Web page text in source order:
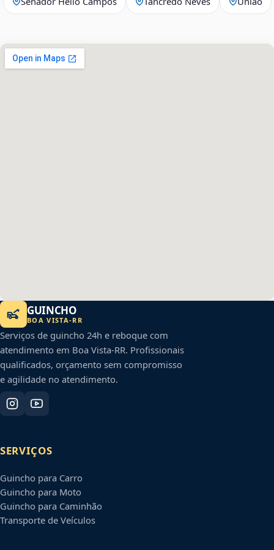
GUINCHO
BOA VISTA-RR
Serviços de guincho 24h e reboque com
atendimento em Boa Vista-RR. Profissionais
qualificados, orçamento sem compromisso
e agilidade no atendimento.
SERVIÇOS
Guincho para Carro
Guincho para Moto
Guincho para Caminhão
Transporte de Veículos